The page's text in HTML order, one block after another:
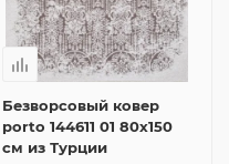
Безворсовый ковер
porto 144611 01 80x150
см из Турции